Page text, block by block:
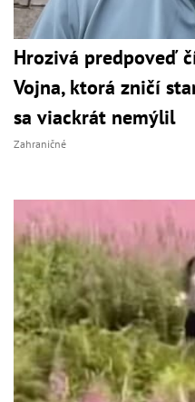
Hrozivá predpoveď
Vojna, ktorá zničí
sa viackrát nemýlil
Zahraničné